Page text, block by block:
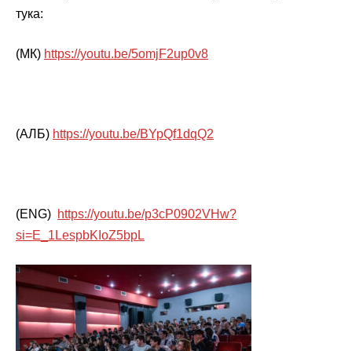
тука:
(МК) https://youtu.be/5omjF2up0v8
(АЛБ) https://youtu.be/BYpQf1dqQ2
(ENG) https://youtu.be/p3cP0902VHw?
si=E_1LespbKIoZ5bpL